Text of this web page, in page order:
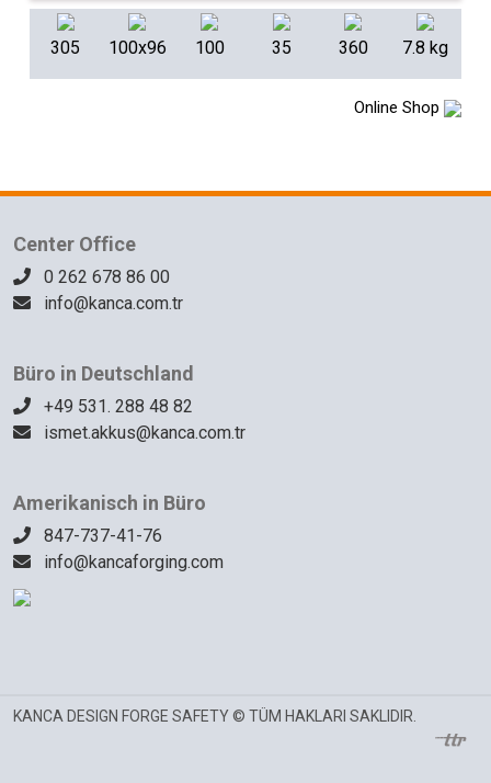
305 100x96 100 35 360 7.8 kg
Online Shop
Center Office
0 262 678 86 00
info@kanca.com.tr
Büro in Deutschland
+49 531. 288 48 82
ismet.akkus@kanca.com.tr
Amerikanisch in Büro
847-737-41-76
info@kancaforging.com
KANCA DESIGN FORGE SAFETY © TÜM HAKLARI SAKLIDIR.